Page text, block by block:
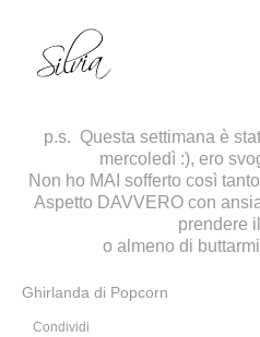
p.s. Questa settimana è
mercoledì :), ero
Non ho MAI sofferto così
Aspetto DAVVERO con
prendere
o almeno di
Ghirlanda di Popcorn
Condividi